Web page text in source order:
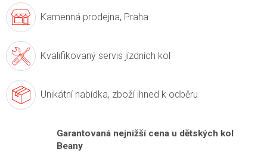
Kamenná prodejna, Praha
Kvalifikovaný servis jízdních kol
Unikátní nabídka, zboží ihned k odběru
Garantovaná nejnižší cena u dětských kol
Beany